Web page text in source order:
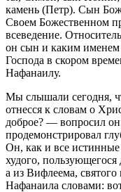
камень (Петр). Сын
Своем Божественном
всеведение.
он сын и каким именем
Господа в скором
Нафанаилу.
Мы слышали сегодня,
отнесся к словам о
доброе? — вопросил
продемонстрировал
Он, как и все
худого, пользующегося
а из Вифлеема, святого
Нафанаила словами: